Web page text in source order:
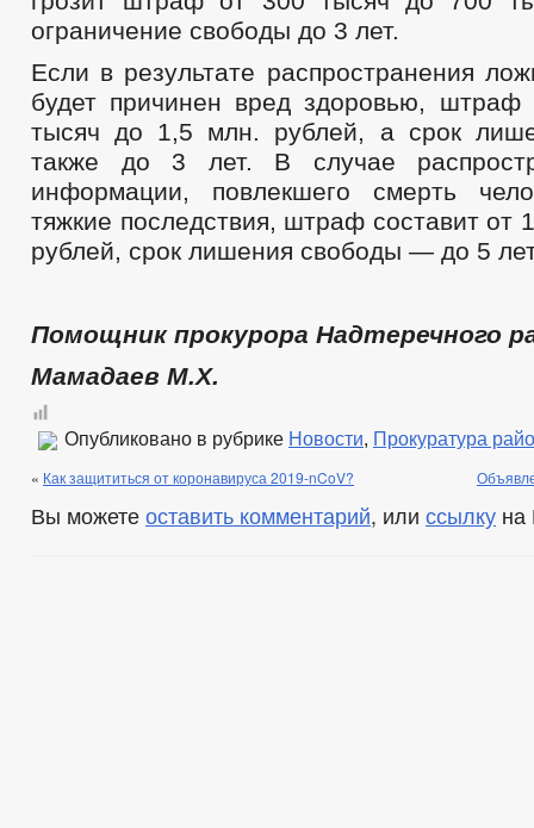
ограничение свободы до 3 лет.
Если в результате распространения
будет причинен вред здоровью, штраф
тысяч до 1,5 млн. рублей, а срок
также до 3 лет. В случае
информации, повлекшего смерть
тяжкие последствия, штраф составит от
рублей, срок лишения свободы — до 5
Помощник прокурора Надтеречного
Мамадаев М.Х.
Опубликовано в рубрике Новости, Прокуратура
« Как защититься от коронавируса 2019-nCoV?
Вы можете оставить комментарий, или ссылку на